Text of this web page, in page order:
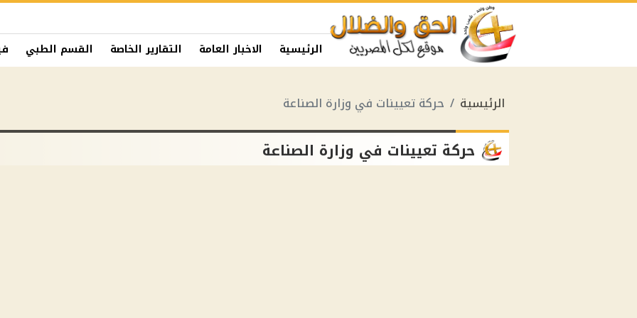
الرئيسية الاخبار العامة التقارير الخاصة القسم الطبي
الرئيسية حركة تعيينات في وزارة الصناعة
حركة تعيينات في وزارة الصناعة